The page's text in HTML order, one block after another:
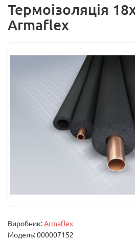
Термоізоляція
Armaflex
Виробник:Armaflex
Модель:000007152